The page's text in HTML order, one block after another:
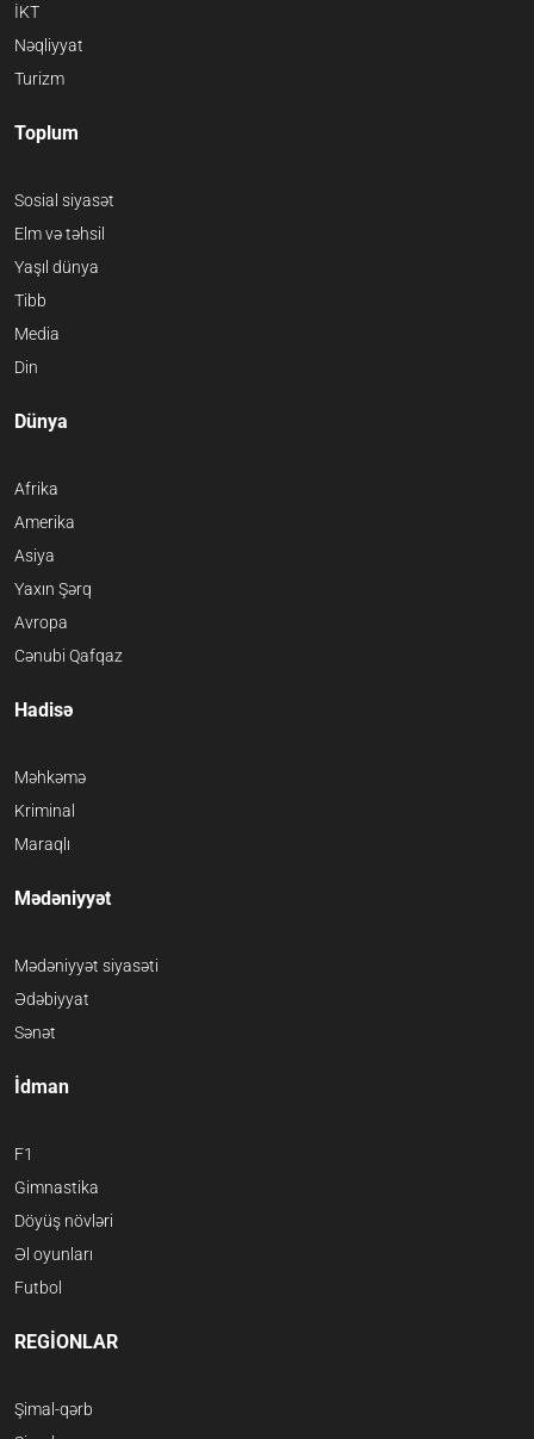
İKT
Nəqliyyat
Turizm
Toplum
Sosial siyasət
Elm və təhsil
Yaşıl dünya
Tibb
Media
Din
Dünya
Afrika
Amerika
Asiya
Yaxın Şərq
Avropa
Cənubi Qafqaz
Hadisə
Məhkəmə
Kriminal
Maraqlı
Mədəniyyət
Mədəniyyət siyasəti
Ədəbiyyat
Sənət
İdman
F1
Gimnastika
Döyüş növləri
Əl oyunları
Futbol
REGİONLAR
Şimal-qərb